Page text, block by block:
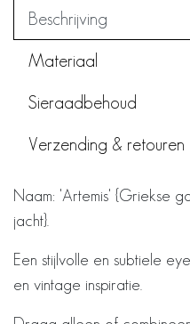
Beschrijving
Materiaal
Sieraadbehoud
Verzending & retouren
Naam: 'Artemis' {Griekse
jacht}.
Een stijlvolle en subtiele
en vintage inspiratie.